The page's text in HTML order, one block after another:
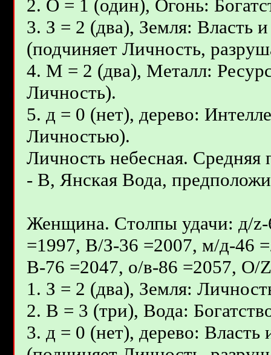
2. О = 1 (один), Огонь:
3. З = 2 (два), Земля: Власть
(подчиняет Личность,
4. М = 2 (два), Металл:
Личность).
5. д = 0 (нет), дерево:
Личностью).
Личность небесная.
- В, Янcкая Вода,
Женщина. Столпы удачи: д/
=1997, В/З-36 =2007, м/д-46
В-76 =2047, о/в-86 =2057, О/
1. З = 2 (два), Земля:
2. В = 3 (три), Вода:
3. д = 0 (нет), дерево: